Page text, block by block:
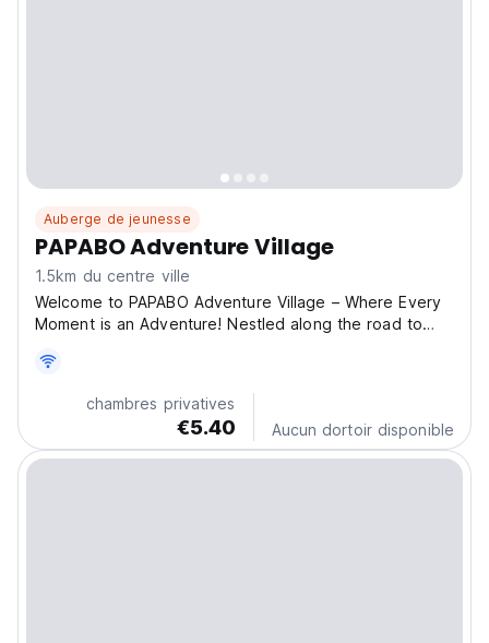
Auberge de jeunesse
PAPABO Adventure Village
1.5km du centre ville
Welcome to PAPABO Adventure Village – Where Every
Moment is an Adventure! Nestled along the road to
blend of comfort, entertainment, and adventure for
travelers of all kinds. Whether you're looking for a
relaxing...chambres privatives
€5.40 Aucun dortoir disponible